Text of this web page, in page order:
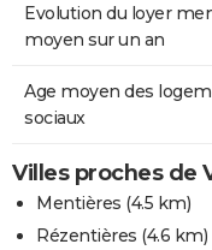
Evolution du loyer
moyen sur un an
Age moyen des
sociaux
Villes proches de
Mentières (4.5 km)
Rézentières (4.6 km)